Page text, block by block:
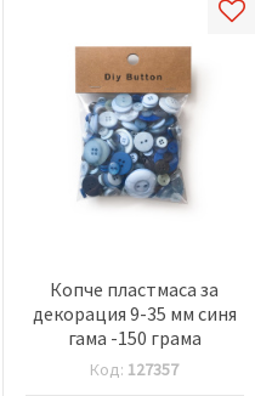
Копче пластмаса за
декорация 9-35 мм синя
гама -150 грама
Код: 127357